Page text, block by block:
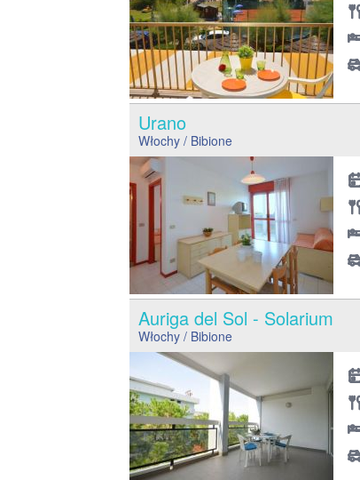
Urano
Włochy / Bibione
Auriga del Sol - Solarium
Włochy / Bibione